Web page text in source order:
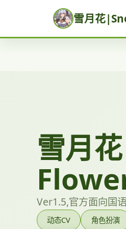
雪月花
雪月
Ver1.5,官方面向国
动态CV 角色扮演